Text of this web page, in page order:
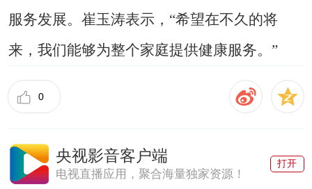
服务发展。崔玉涛表示，“希望在不久的将
来，我们能够为整个家庭提供健康服务。”
0
央视影音客户端
电视直播应用，聚合海量独家资源！
打开